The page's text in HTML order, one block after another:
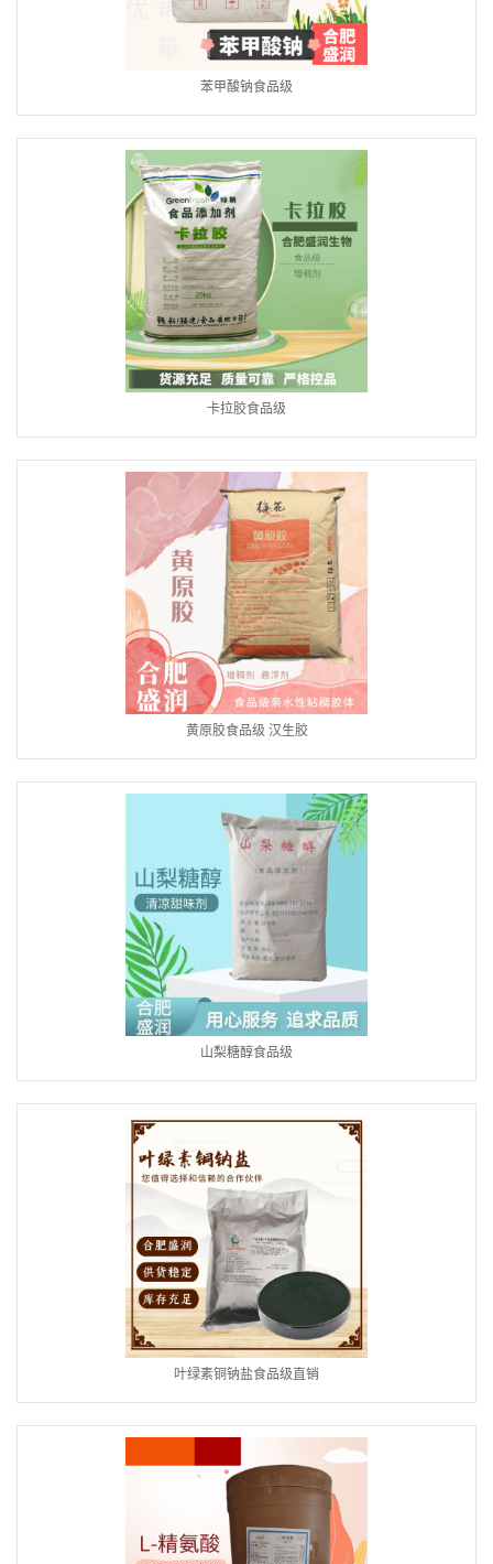
苯甲酸钠食品级
卡拉胶食品级
黄原胶食品级 汉生胶
山梨糖醇食品级
叶绿素铜钠盐食品级直销